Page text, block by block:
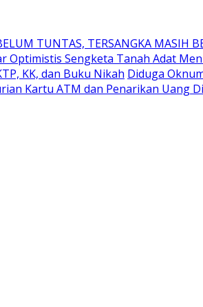
TUNTAS, TERSANGKA
Optimistis Sengketa Tanah Adat
KK, dan Buku Nikah Diduga
Kartu ATM dan Penarikan Uang